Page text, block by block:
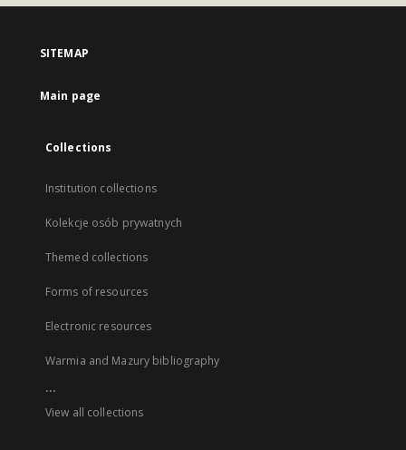
SITEMAP
Main page
Collections
Institution collections
Kolekcje osób prywatnych
Themed collections
Forms of resources
Electronic resources
Warmia and Mazury bibliography
...
View all collections